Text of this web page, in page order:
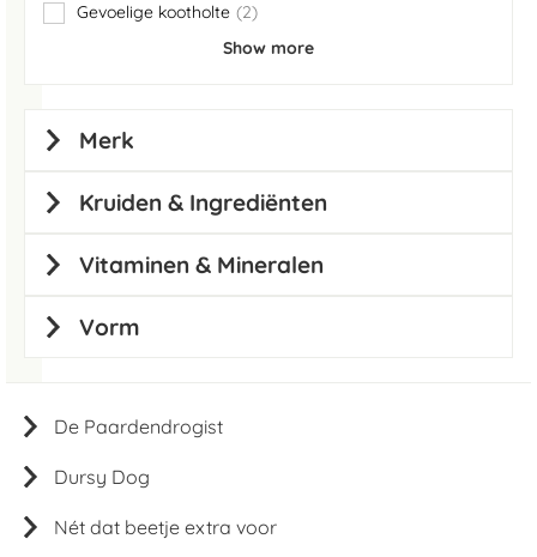
De Paardendrogist
Dursy Dog
Nét dat beetje extra voor
Gevoelige kootholte
2
items
Show more
Merk
Kruiden & Ingrediënten
Vitaminen & Mineralen
Vorm